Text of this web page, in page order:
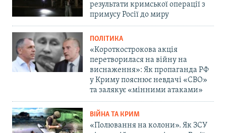
результати кримської операції з
примусу Росії до миру
ПОЛІТИКА
«Короткострокова акція
перетворилася на війну на
виснаження»: Як пропаганда РФ
у Криму пояснює невдачі «СВО»
та залякує «мінними атаками»
ВІЙНА ТА КРИМ
«Полювання на колони». Як ЗСУ